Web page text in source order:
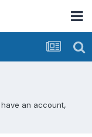
an account,